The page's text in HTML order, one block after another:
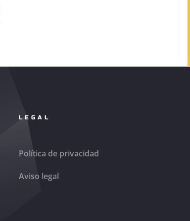
LEGAL
Política de privacidad
Aviso legal